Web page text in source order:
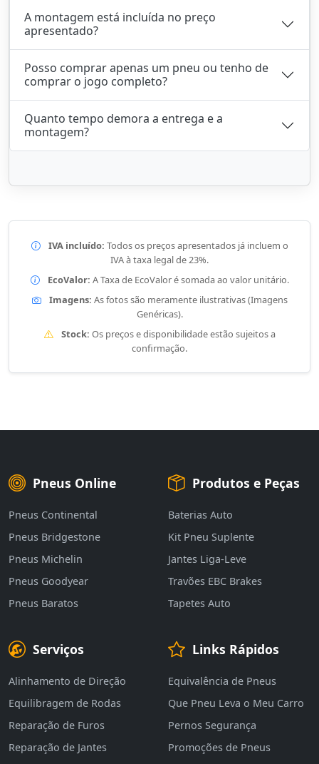
A montagem está incluída no preço
apresentado?
Posso comprar apenas um pneu ou tenho de
comprar o jogo completo?
Quanto tempo demora a entrega e a
montagem?
IVA incluído: Todos os preços apresentados já incluem o
IVA à taxa legal de 23%.
EcoValor: A Taxa de EcoValor é somada ao valor unitário.
Imagens: As fotos são meramente ilustrativas (Imagens
Genéricas).
Stock: Os preços e disponibilidade estão sujeitos a
confirmação.
Pneus Online
Pneus Continental
Pneus Bridgestone
Pneus Michelin
Pneus Goodyear
Pneus Baratos
Produtos e Peças
Baterias Auto
Kit Pneu Suplente
Jantes Liga-Leve
Travões EBC Brakes
Tapetes Auto
Serviços
Alinhamento de Direção
Equilibragem de Rodas
Reparação de Furos
Reparação de Jantes
Links Rápidos
Equivalência de Pneus
Que Pneu Leva o Meu Carro
Pernos Segurança
Promoções de Pneus